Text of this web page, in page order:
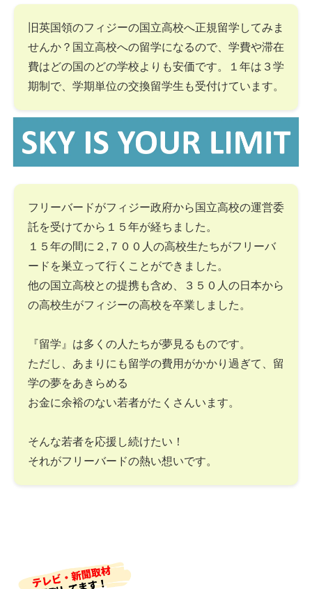
旧英国領のフィジーの国立高校へ正規留学してみま
せんか？国立高校への留学になるので、学費や滞在
費はどの国のどの学校よりも安価です。１年は３学
期制で、学期単位の交換留学生も受付けています。
フリーバードがフィジー政府から国立高校の運営委
託を受けてから１５年が経ちました。
１５年の間に２,７００人の高校生たちがフリーバ
ードを巣立って行くことができました。
他の国立高校との提携も含め、３５０人の日本から
の高校生がフィジーの高校を卒業しました。
『留学』は多くの人たちが夢見るものです。
ただし、あまりにも留学の費用がかかり過ぎて、留
学の夢をあきらめる
お金に余裕のない若者がたくさんいます。
そんな若者を応援し続けたい！
それがフリーバードの熱い想いです。